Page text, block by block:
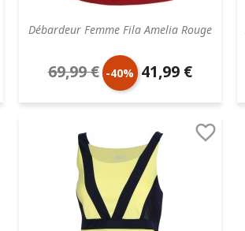
Débardeur Femme Fila Amelia Rouge
Prix
de
69,99 € -40% Prix
unitaire
41,99 €
